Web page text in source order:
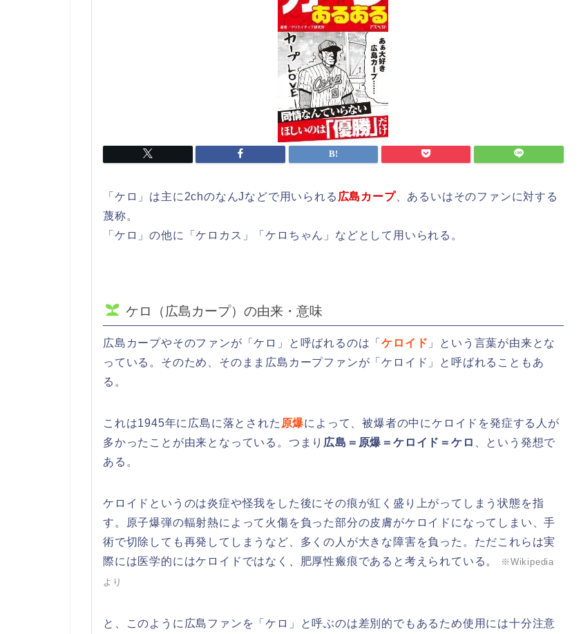
「ケロ」は主に2chのなんJなどで用いられる 広島カープ、あるいはそのファンに対する
蔑称。
「ケロ」の他に「ケロカス」「ケロちゃん」などとして用いられる。
ケロ（広島カープ）の由来・意味
広島カープやそのファンが「ケロ」と呼ばれるのは「ケロイド 」という言葉が由来とな
っている。そのため、そのまま広島カープファンが「ケロイド」と呼ばれることもあ
る。
これは1945年に広島に落とされた 原爆によって、被爆者の中にケロイドを発症する人が
多かったことが由来となっている。つまり 広島＝原爆＝ケロイド＝ケロ
、という発想で
ある。
ケロイドというのは炎症や怪我をした後にその痕が紅く盛り上がってしまう状態を指
す。原子爆弾の輻射熱によって火傷を負った部分の皮膚がケロイドになってしまい、手
術で切除しても再発してしまうなど、多くの人が大きな障害を負った。ただこれらは実
際には医学的にはケロイドではなく、肥厚性瘢痕であると考えられている。
※Wikipedia
より
と、このように広島ファンを「ケロ」と呼ぶのは差別的でもあるため使用には十分注意